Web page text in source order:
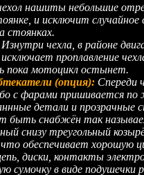
нашиты небольшие
и исключит
стоянках.
Изнутри чехла, в районе
проплавление
пока мотоцикл остынет.
(опция): Спереди
с фарами пришивается
детали и прозрачные
быть снабжён так
снизу треугольный
обеспечивает хорошую
диски, контакты
сумочку в виде подушечки